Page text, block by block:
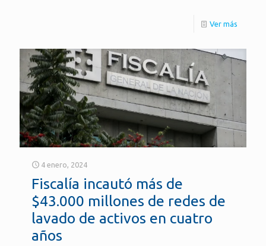
Ver más
4 enero, 2024
Fiscalía incautó más de
$43.000 millones de redes de
lavado de activos en cuatro
años